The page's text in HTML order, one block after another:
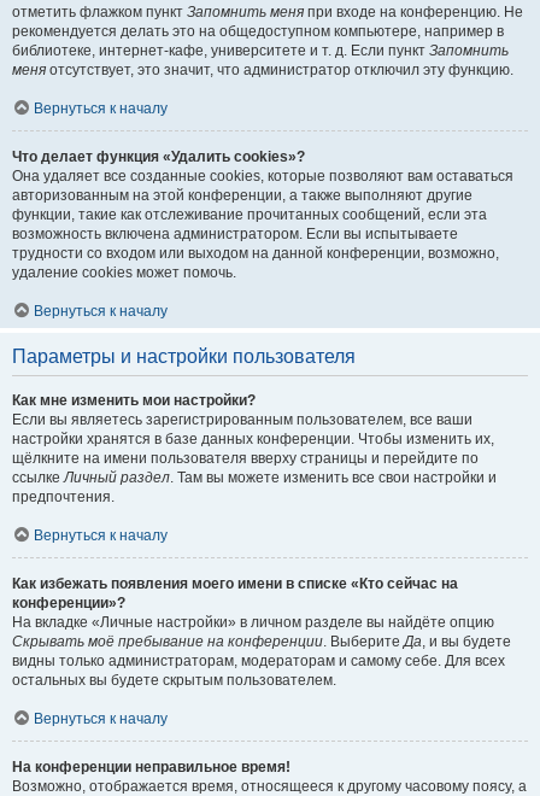
отметить флажком пункт Запомнить меня при входе на конференцию. Не
рекомендуется делать это на общедоступном компьютере, например в
библиотеке, интернет-кафе, университете и т. д. Если пункт Запомнить
меня отсутствует, это значит, что администратор отключил эту функцию.
Вернуться к началу
Что делает функция «Удалить cookies»?
Она удаляет все созданные cookies, которые позволяют вам оставаться
авторизованным на этой конференции, а также выполняют другие
функции, такие как отслеживание прочитанных сообщений, если эта
возможность включена администратором. Если вы испытываете
трудности со входом или выходом на данной конференции, возможно,
удаление cookies может помочь.
Вернуться к началу
Параметры и настройки пользователя
Как мне изменить мои настройки?
Если вы являетесь зарегистрированным пользователем, все ваши
настройки хранятся в базе данных конференции. Чтобы изменить их,
щёлкните на имени пользователя вверху страницы и перейдите по
ссылкеЛичный раздел. Там вы можете изменить все свои настройки и
предпочтения.
Вернуться к началу
Как избежать появления моего имени в списке «Кто сейчас на
конференции»?
На вкладке «Личные настройки» в личном разделе вы найдёте опцию
Скрывать моё пребывание на конференции. ВыберитеДа, и вы будете
видны только администраторам, модераторам и самому себе. Для всех
остальных вы будете скрытым пользователем.
Вернуться к началу
На конференции неправильное время!
Возможно, отображается время, относящееся к другому часовому поясу, а